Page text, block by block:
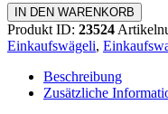
Einkaufswagen
Quadro
Menge
IN DEN WARENKORB
Produkt ID: 23524
Einkaufswägeli,
Beschreibung
Zusätzliche